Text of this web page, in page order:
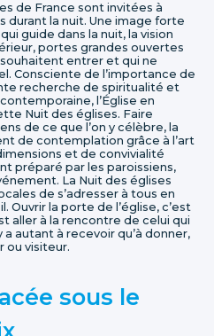
de France sont invitées à
durant la nuit. Une image forte
guide dans la nuit, la vision
portes grandes ouvertes
entrer et qui ne
Consciente de l’importance de
recherche de spiritualité et
l’Église en
Nuit des églises. Faire
de ce que l’on y célèbre, la
de contemplation grâce à l’art
et de convivialité
préparé par les paroissiens,
La Nuit des églises
de s’adresser à tous en
Ouvrir la porte de l’église, c’est
aller à la rencontre de celui qui
a autant à recevoir qu’à donner,
ou visiteur.
sous le